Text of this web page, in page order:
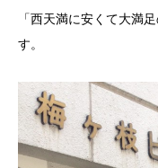
「西天満に安くて大満
す。